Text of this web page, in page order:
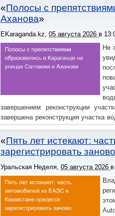
контролировать игру и создавать
Полосы с
Аханова
EKaraganda.kz, 05 августа 2026 в
Не
завершением реконструкции
завершена реконструкция участка
от дома № 34 до № 45).
Пять лет истекают:
зарегистрировать заново
Уральская Неделя, 05 августа 2026 в